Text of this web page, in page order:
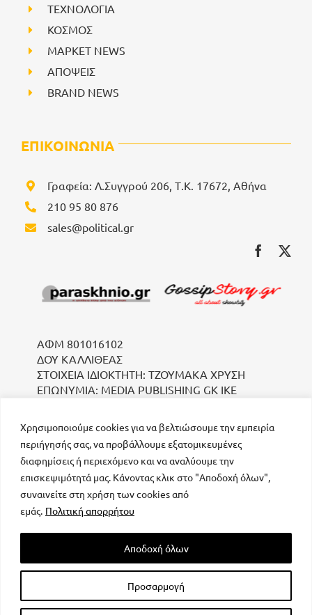
Χρησιμοποιούμε cookies για να βελτιώσουμε την εμπειρία
περιήγησής σας, να προβάλλουμε εξατομικευμένες
διαφημίσεις ή περιεχόμενο και να αναλύουμε την
επισκεψιμότητά μας. Κάνοντας κλικ στο "Αποδοχή όλων",
συναινείτε στη χρήση των cookies από
εμάς. Πολιτική απορρήτου
Προσαρμογή
Αποδοχή όλων
ΤΕΧΝΟΛΟΓΙΑ
ΚΟΣΜΟΣ
ΜΑΡΚΕΤ NEWS
ΑΠΟΨΕΙΣ
BRAND NEWS
ΕΠΙΚΟΙΝΩΝΙΑ
Γραφεία: Λ.Συγγρού 206, Τ.Κ. 17672, Αθήνα
210 95 80 876
sales@political.gr
ΑΦΜ 801016102
ΔΟΥ ΚΑΛΛΙΘΕΑΣ
ΣΤΟΙΧΕΙΑ ΙΔΙΟΚΤΗΤΗ: ΤΖΟΥΜΑΚΑ ΧΡΥΣΗ
ΕΠΩΝΥΜΙΑ: MEDIA PUBLISHING GK IKE
μοναδικός αριθμός Μ.Η.Τ. 232223